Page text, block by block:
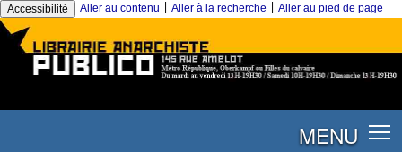
Accessibilité Aller au contenu Aller à la recherche Aller au pied de page
MENU